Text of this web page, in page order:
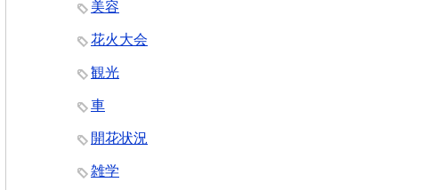
美容
花火大会
観光
車
開花状況
雑学